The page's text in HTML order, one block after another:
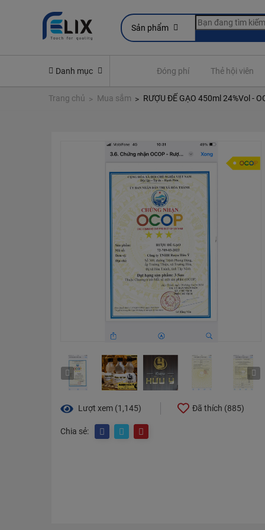
Sản phẩm
Danh mục
Yêu cầu quyền lợi bảo hiểm Đóng phí Thẻ hội viên
Trang chủ Mua sắm RƯỢU ĐẾ GẠO 450ml 24%Vol -
Lượt xem (1,145) Đã thích (885)
Chia sẻ: